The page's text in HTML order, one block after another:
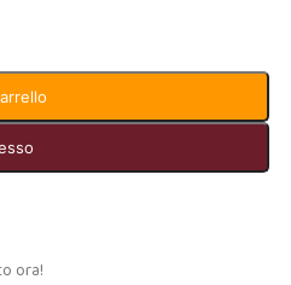
ora!